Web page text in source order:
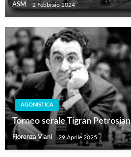
ASM 2 Febbraio 2024
AGONISTICA
Torneo serale Tigran Petrosian
Fiorenza Viani 29 Aprile 2025